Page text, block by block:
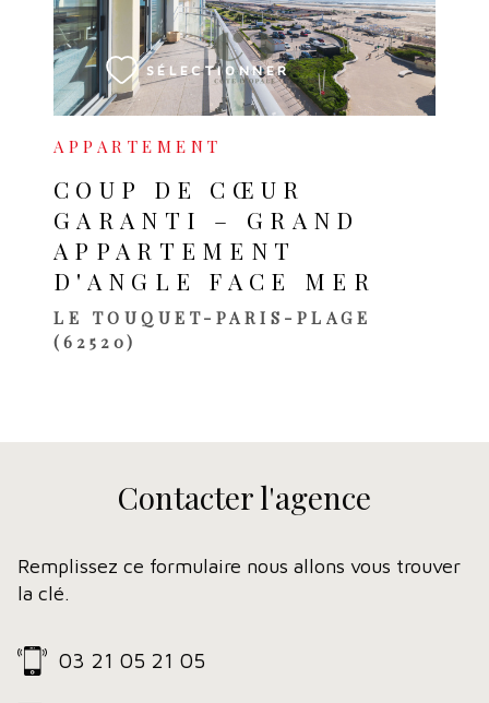
APPARTEMENT
COUP DE CŒUR
GARANTI – GRAND
APPARTEMENT
D'ANGLE FACE MER
LE TOUQUET-PARIS-PLAGE
(62520)
SÉLECTIONNER
Contacterl'agence
Remplissez ce formulaire nous allons vous trouver
la clé.
03 21 05 21 05